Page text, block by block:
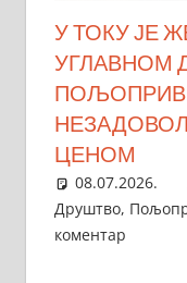
У ТОКУ ЈЕ
УГЛАВНОМ
ЦЕНОМ
08.07.2026.
Друштво,
коментар